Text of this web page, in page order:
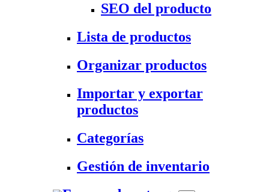
SEO del producto
Lista de productos
Organizar productos
Importar y exportar
productos
Categorías
Gestión de inventario